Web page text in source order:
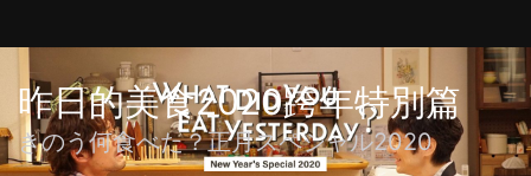
昨日的美食2020跨年特別篇
きのう何食べた？正月スペシャル2020